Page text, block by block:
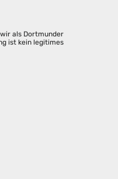
als Dortmunder
ist kein legitimes